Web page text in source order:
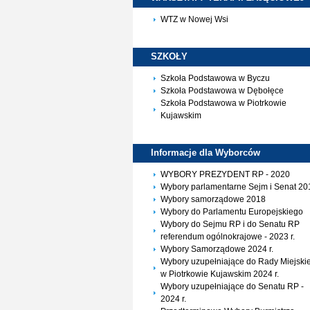
WTZ w Nowej Wsi
SZKOŁY
Szkoła Podstawowa w Byczu
Szkoła Podstawowa w Dębołęce
Szkoła Podstawowa w Piotrkowie
Kujawskim
Informacje dla Wyborców
WYBORY PREZYDENT RP - 2020
Wybory parlamentarne Sejm i Senat
Wybory samorządowe 2018
Wybory do Parlamentu Europejskiego
Wybory do Sejmu RP i do Senatu RP
referendum ogólnokrajowe - 2023 r.
Wybory Samorządowe 2024 r.
Wybory uzupełniające do Rady
w Piotrkowie Kujawskim 2024 r.
Wybory uzupełniające do Senatu RP -
2024 r.